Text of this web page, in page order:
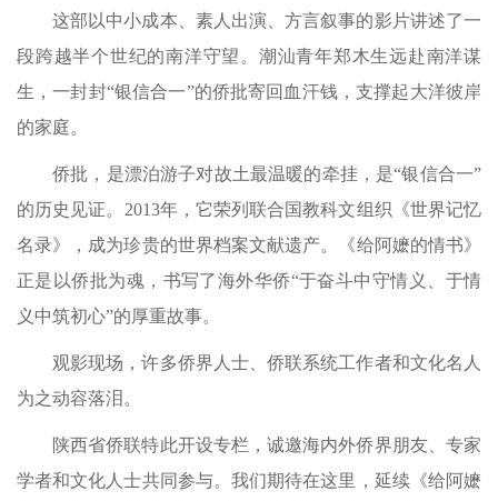
这部以中小成本、素人出演、方言叙事的影片讲述了一
段跨越半个世纪的南洋守望。潮汕青年郑木生远赴南洋谋
生，一封封“银信合一”的侨批寄回血汗钱，支撑起大洋彼岸
的家庭。
侨批，是漂泊游子对故土最温暖的牵挂，是“银信合一”
的历史见证。2013年，它荣列联合国教科文组织《世界记忆
名录》，成为珍贵的世界档案文献遗产。《给阿嬷的情书》
正是以侨批为魂，书写了海外华侨“于奋斗中守情义、于情
义中筑初心”的厚重故事。
观影现场，许多侨界人士、侨联系统工作者和文化名人
为之动容落泪。
陕西省侨联特此开设专栏，诚邀海内外侨界朋友、专家
学者和文化人士共同参与。我们期待在这里，延续《给阿嬷